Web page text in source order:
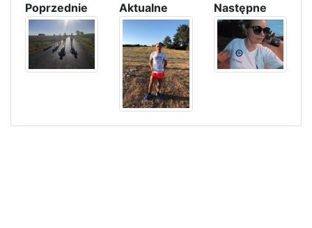
Poprzednie Aktualne Następne